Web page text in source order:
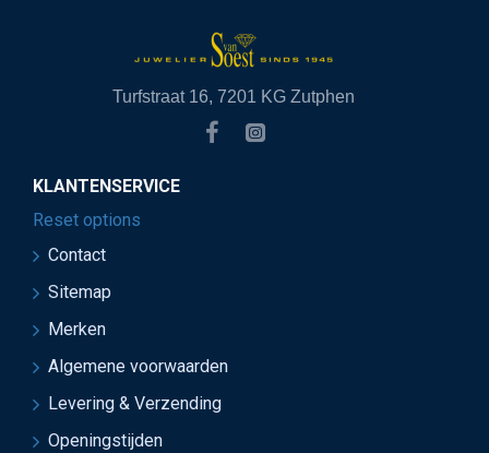
Turfstraat 16, 7201 KG Zutphen
KLANTENSERVICE
Reset options
Contact
Sitemap
Merken
Algemene voorwaarden
Levering & Verzending
Openingstijden